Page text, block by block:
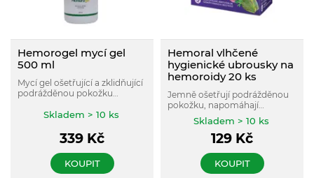
Hemorogel mycí gel
500 ml
Mycí gel ošetřující a zklidňující
podrážděnou pokožku
Skladem > 10 ks
339 Kč
KOUPIT
Hemoral vlhčené
hygienické ubrousky na
hemoroidy 20 ks
Jemně ošetřují podrážděnou
pokožku, napomáhají
zpevňování cév.
Skladem > 10 ks
129 Kč
KOUPIT